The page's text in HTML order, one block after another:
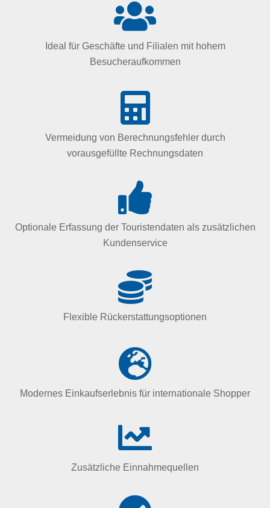
Ideal für Geschäfte und Filialen mit hohem
Besucheraufkommen
Vermeidung von Berechnungsfehler durch
vorausgefüllte Rechnungsdaten
Optionale Erfassung der Touristendaten als zusätzlichen
Kundenservice
Flexible Rückerstattungsoptionen
Modernes Einkaufserlebnis für internationale Shopper
Zusätzliche Einnahmequellen